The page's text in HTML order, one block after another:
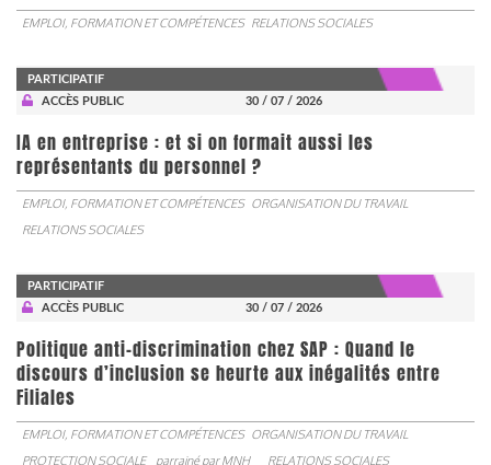
EMPLOI, FORMATION ET COMPÉTENCES RELATIONS SOCIALES
PARTICIPATIF
ACCÈS PUBLIC
30 / 07 / 2026
IA en entreprise : et si on formait aussi les
représentants du personnel ?
EMPLOI, FORMATION ET COMPÉTENCES ORGANISATION DU TRAVAIL
RELATIONS SOCIALES
PARTICIPATIF
ACCÈS PUBLIC
30 / 07 / 2026
Politique anti-discrimination chez SAP : Quand le
discours d’inclusion se heurte aux inégalités entre
Filiales
EMPLOI, FORMATION ET COMPÉTENCES ORGANISATION DU TRAVAIL
PROTECTION SOCIALE
parrainé parMNH RELATIONS SOCIALES